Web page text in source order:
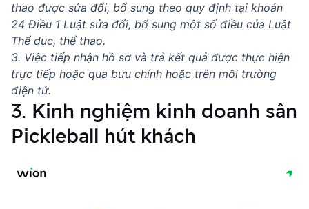
thao được sửa đổi, bổ sung theo quy định tại khoản
24 Điều 1 Luật sửa đổi, bổ sung một số điều của Luật
Thể dục, thể thao.
3. Việc tiếp nhận hồ sơ và trả kết quả được thực hiện
trực tiếp hoặc qua bưu chính hoặc trên môi trường
điện tử.
3. Kinh nghiệm kinh doanh sân
Pickleball hút khách